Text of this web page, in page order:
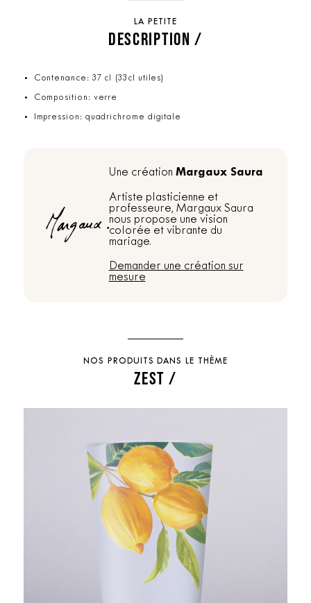
LA PETITE
DESCRIPTION /
Contenance: 37 cl (33cl utiles)
Composition: verre
Impression: quadrichrome digitale
Une création Margaux Saura
Artiste plasticienne et
professeure, Margaux Saura
nous propose une vision
colorée et vibrante du
mariage.
Demander une création sur
mesure
NOS PRODUITS DANS LE THÈME
ZEST /